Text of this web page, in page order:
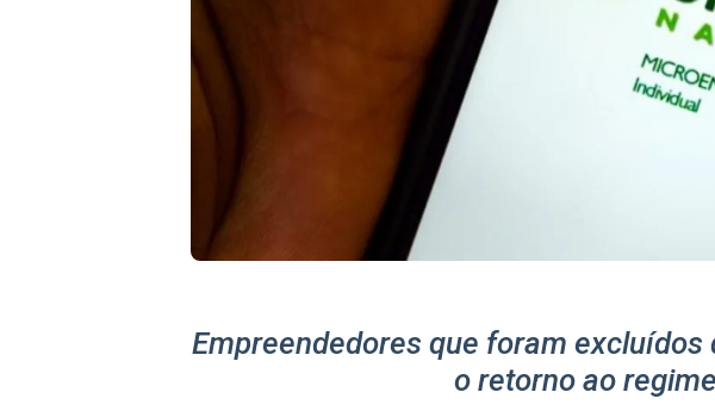
Empreendedores que foram
o retorno ao